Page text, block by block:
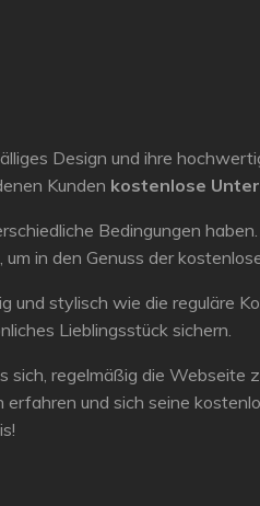
Design und ihre
Kunden kostenlose
Bedingungen
in den Genuss der
stylisch wie die reguläre
Lieblingsstück sichern.
regelmäßig die Webseite
und sich seine